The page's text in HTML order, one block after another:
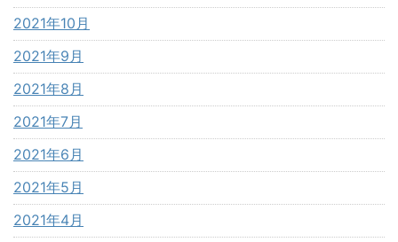
2021年10月
2021年9月
2021年8月
2021年7月
2021年6月
2021年5月
2021年4月